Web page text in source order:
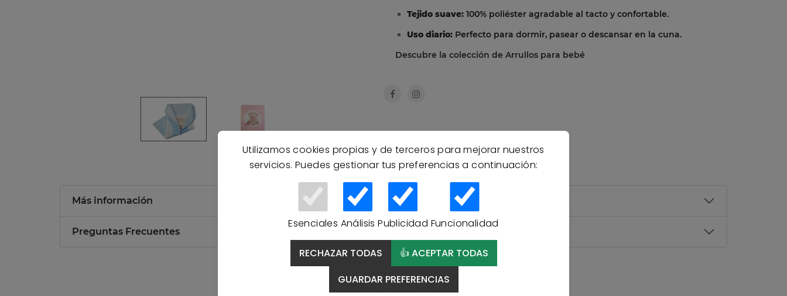
Utilizamos cookies propias y de terceros para mejorar nuestros
servicios. Puedes gestionar tus preferencias a continuación:
Esenciales Análisis Publicidad Funcionalidad
RECHAZAR TODAS
👍 ACEPTAR TODAS
GUARDAR PREFERENCIAS
Tejido suave: 100% poliéster agradable al tacto y confortable.
Uso diario: Perfecto para dormir, pasear o descansar en la cuna.
Descubre la colección de Arrullos para bebé
Más información
Preguntas Frecuentes
Productos Relacionados